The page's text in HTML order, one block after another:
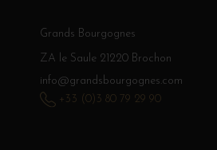
Grands Bourgognes
ZA le Saule 21220 Brochon
info@grandsbourgognes.com
+33 (0)3 80 79 29 90